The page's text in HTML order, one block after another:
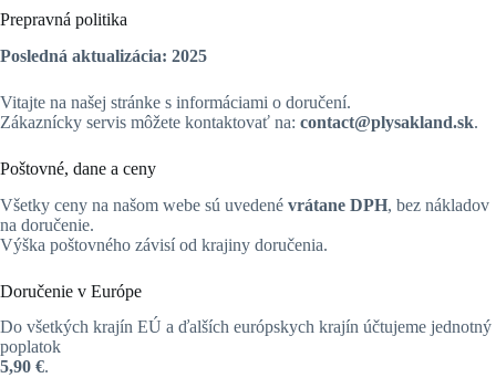
Prepravná politika
Posledná aktualizácia: 2025
Vitajte na našej stránke s informáciami o doručení.
Zákaznícky servis môžete kontaktovať na: contact@plysakland.sk.
Poštovné, dane a ceny
Všetky ceny na našom webe sú uvedené vrátane DPH, bez nákladov
na doručenie.
Výška poštovného závisí od krajiny doručenia.
Doručenie v Európe
Do všetkých krajín EÚ a ďalších európskych krajín účtujeme jednotný
poplatok
5,90 €.